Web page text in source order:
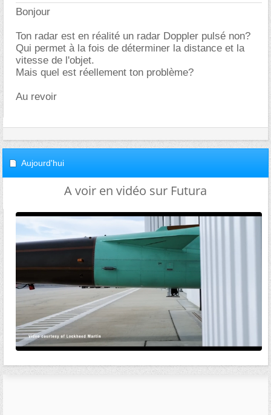
Bonjour
Ton radar est en réalité un radar Doppler pulsé non?
Qui permet à la fois de déterminer la distance et la
vitesse de l'objet.
Mais quel est réellement ton problème?
Au revoir
Aujourd'hui
A voir en vidéo sur Futura